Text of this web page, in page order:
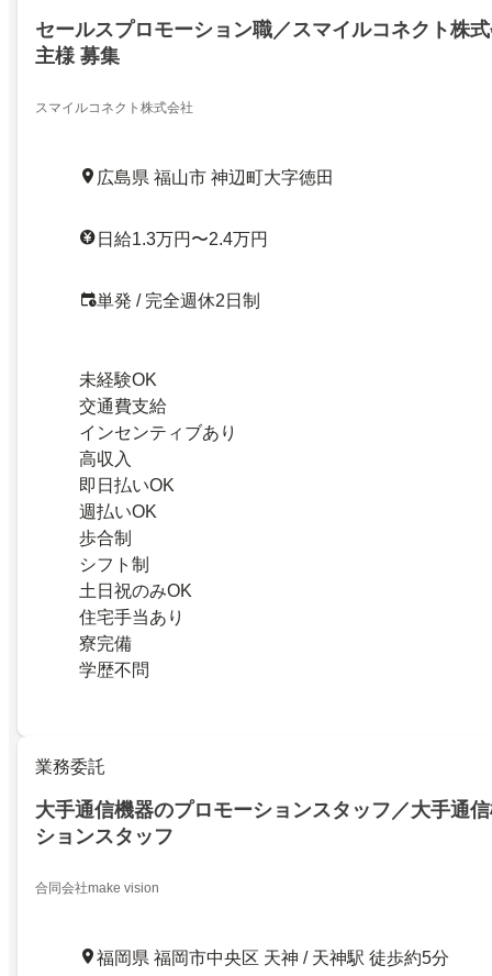
セールスプロモーション職／スマイルコネクト株
主様 募集
スマイルコネクト株式会社
広島県 福山市 神辺町大字徳田
日給1.3万円〜2.4万円
単発 / 完全週休2日制
未経験OK
交通費支給
インセンティブあり
高収入
即日払いOK
週払いOK
歩合制
シフト制
土日祝のみOK
住宅手当あり
寮完備
学歴不問
業務委託
大手通信機器のプロモーションスタッフ／大手通
ションスタッフ
合同会社make vision
福岡県 福岡市中央区 天神 / 天神駅 徒歩約5分